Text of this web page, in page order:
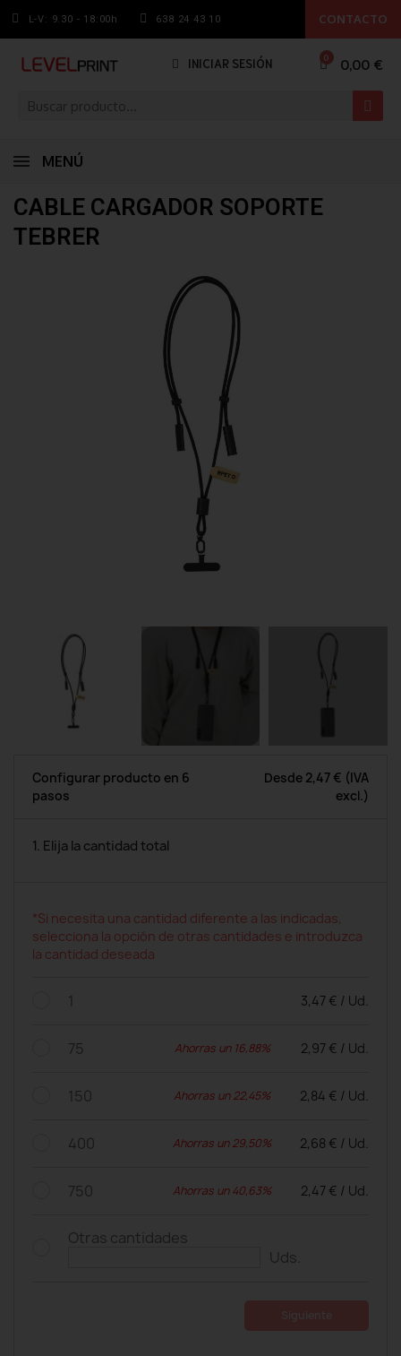
L-V: 9.30 - 18:00h 638 24 43 10 CONTACTO
INICIAR SESIÓN 0,00 €
MENÚ
CABLE CARGADOR SOPORTE
TEBRER
Configurar producto en 6
pasos
Desde 2,47 € (IVA
excl.)
1. Elija la cantidad total
*Si necesita una cantidad diferente a las indicadas,
selecciona la opción de otras cantidades e introduzca
la cantidad deseada
1 3,47 € / Ud.
75 Ahorras un 16,88% 2,97 € / Ud.
150 Ahorras un 22,45% 2,84 € / Ud.
400 Ahorras un 29,50% 2,68 € / Ud.
750 Ahorras un 40,63% 2,47 € / Ud.
Otras cantidades
Uds.